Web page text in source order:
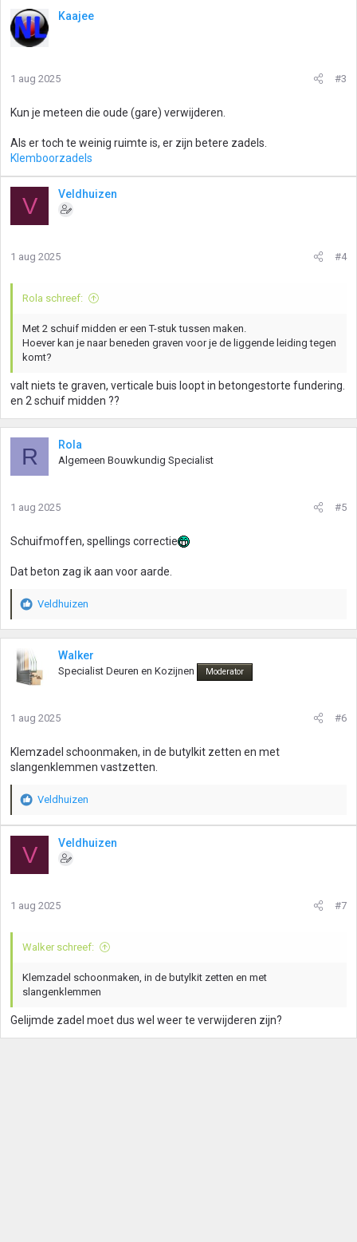
Kaajee
1 aug 2025 #3
Kun je meteen die oude (gare) verwijderen.
Als er toch te weinig ruimte is, er zijn betere zadels.
Klemboorzadels
V Veldhuizen
1 aug 2025 #4
Rola schreef:
Met 2 schuif midden er een T-stuk tussen maken.
Hoever kan je naar beneden graven voor je de liggende leiding tegen
komt?
valt niets te graven, verticale buis loopt in betongestorte fundering.
en 2 schuif midden ??
R Rola
Algemeen Bouwkundig Specialist
1 aug 2025 #5
Schuifmoffen, spellings correctie
Dat beton zag ik aan voor aarde.
W
a
r
d
e
n
e
n
Veldhuizen
Walker
Specialist Deuren en Kozijnen Moderator
1 aug 2025 #6
Klemzadel schoonmaken, in de butylkit zetten en met
slangenklemmen vastzetten.
W
a
e
i
e
Veldhuizen
V Veldhuizen
1 aug 2025 #7
Walker schreef:
Klemzadel schoonmaken, in de butylkit zetten en met
slangenklemmen
Gelijmde zadel moet dus wel weer te verwijderen zijn?